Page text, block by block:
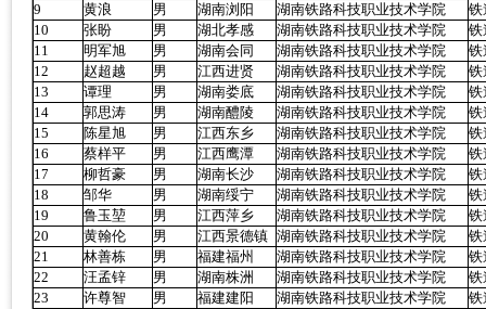
9
黄浪 男 湖南浏阳 湖南铁路科技职业技术学院
铁
10
张盼 男 湖北孝感 湖南铁路科技职业技术学院
铁
11
明军旭 男 湖南会同 湖南铁路科技职业技术学院
铁
12
赵超越 男 江西进贤 湖南铁路科技职业技术学院
铁
13
谭理 男 湖南娄底 湖南铁路科技职业技术学院
铁
14
郭思涛 男 湖南醴陵 湖南铁路科技职业技术学院
铁
15
陈星旭 男 江西东乡 湖南铁路科技职业技术学院
铁
16
蔡样平 男 江西鹰潭 湖南铁路科技职业技术学院
铁
17
柳哲豪 男 湖南长沙 湖南铁路科技职业技术学院
铁
18
邹华 男 湖南绥宁 湖南铁路科技职业技术学院
铁
19
鲁玉堃 男 江西萍乡 湖南铁路科技职业技术学院
铁
20
黄翰伦 男 江西景德镇 湖南铁路科技职业技术学院
铁
21
林善栋 男 福建福州 湖南铁路科技职业技术学院
铁
22
汪孟锌 男 湖南株洲 湖南铁路科技职业技术学院
铁
23
许尊智 男 福建建阳 湖南铁路科技职业技术学院
铁